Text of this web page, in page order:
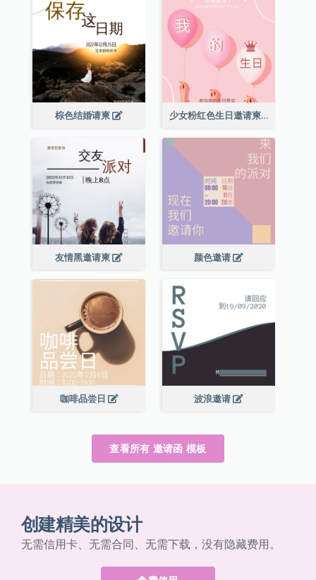
棕色结婚请柬 少女粉红色生日邀请柬
友情黑邀请柬 颜色邀请
咖啡品尝日 波浪邀请
查看所有 邀请函 模板
创建精美的设计
无需信用卡、无需合同、无需下载，没有隐藏费用。